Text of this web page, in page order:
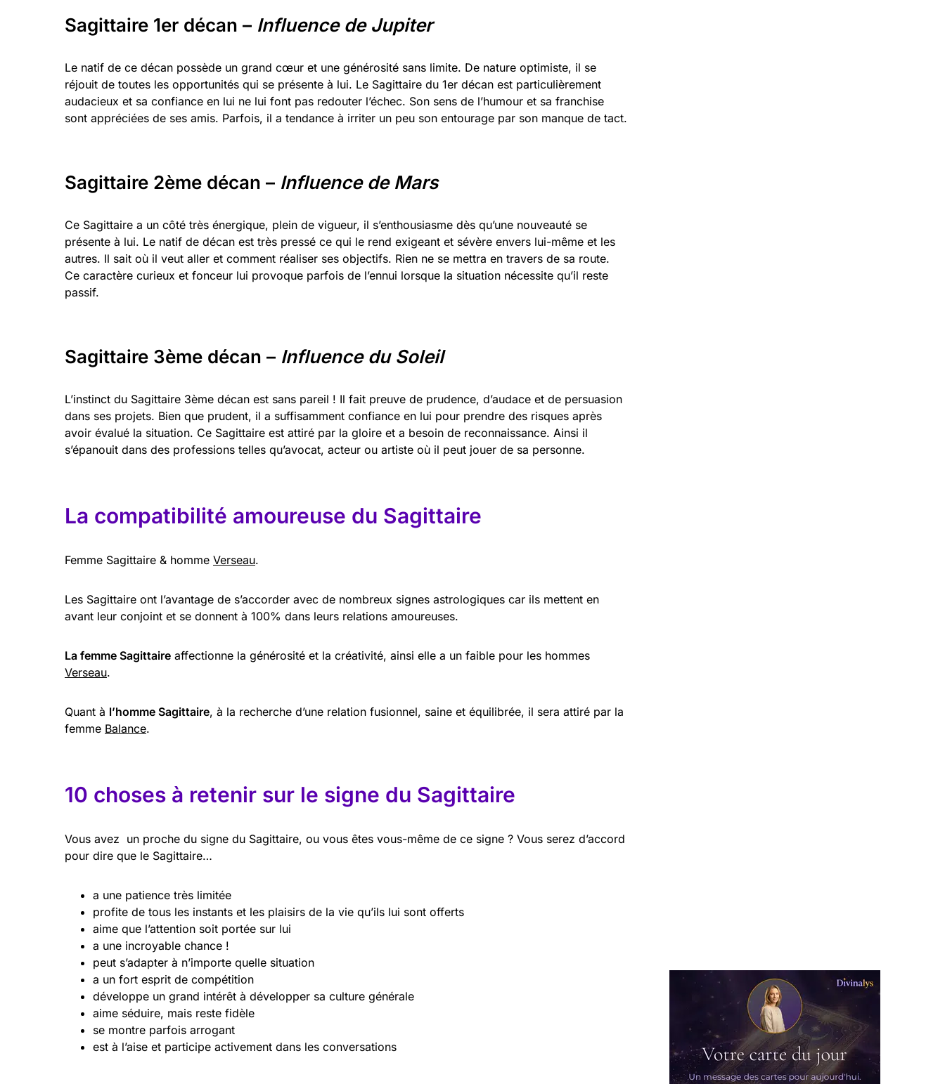
Sagittaire 1er décan – Influence de Jupiter
Le natif de ce décan possède un grand cœur et une générosité sans limite. De nature optimiste, il se
réjouit de toutes les opportunités qui se présente à lui. Le Sagittaire du 1er décan est particulièrement
audacieux et sa confiance en lui ne lui font pas redouter l’échec. Son sens de l’humour et sa franchise
sont appréciées de ses amis. Parfois, il a tendance à irriter un peu son entourage par son manque de tact.
Sagittaire 2ème décan – Influence de Mars
Ce Sagittaire a un côté très énergique, plein de vigueur, il s’enthousiasme dès qu’une nouveauté se
présente à lui. Le natif de décan est très pressé ce qui le rend exigeant et sévère envers lui-même et les
autres. Il sait où il veut aller et comment réaliser ses objectifs. Rien ne se mettra en travers de sa route.
Ce caractère curieux et fonceur lui provoque parfois de l’ennui lorsque la situation nécessite qu’il reste
passif.
Sagittaire 3ème décan – Influence du Soleil
L’instinct du Sagittaire 3ème décan est sans pareil ! Il fait preuve de prudence, d’audace et de persuasion
dans ses projets. Bien que prudent, il a suffisamment confiance en lui pour prendre des risques après
avoir évalué la situation. Ce Sagittaire est attiré par la gloire et a besoin de reconnaissance. Ainsi il
s’épanouit dans des professions telles qu’avocat, acteur ou artiste où il peut jouer de sa personne.
La compatibilité amoureuse du Sagittaire
Femme Sagittaire & homme Verseau.
Les Sagittaire ont l’avantage de s’accorder avec de nombreux signes astrologiques car ils mettent en
avant leur conjoint et se donnent à 100% dans leurs relations amoureuses.
La femme Sagittaire affectionne la générosité et la créativité, ainsi elle a un faible pour les hommes
Verseau.
Quant à l’homme Sagittaire, à la recherche d’une relation fusionnel, saine et équilibrée, il sera attiré par la
femme Balance.
10 choses à retenir sur le signe du Sagittaire
Vous avez un proche du signe du Sagittaire, ou vous êtes vous-même de ce signe ? Vous serez d’accord
pour dire que le Sagittaire…
a une patience très limitée
profite de tous les instants et les plaisirs de la vie qu’ils lui sont offerts
aime que l’attention soit portée sur lui
a une incroyable chance !
peut s’adapter à n’importe quelle situation
a un fort esprit de compétition
développe un grand intérêt à développer sa culture générale
aime séduire, mais reste fidèle
se montre parfois arrogant
est à l’aise et participe activement dans les conversations